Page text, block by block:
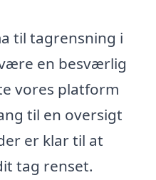
til tagrensning i
en besværlig
vores platform
til en oversigt
er klar til at
tag renset.